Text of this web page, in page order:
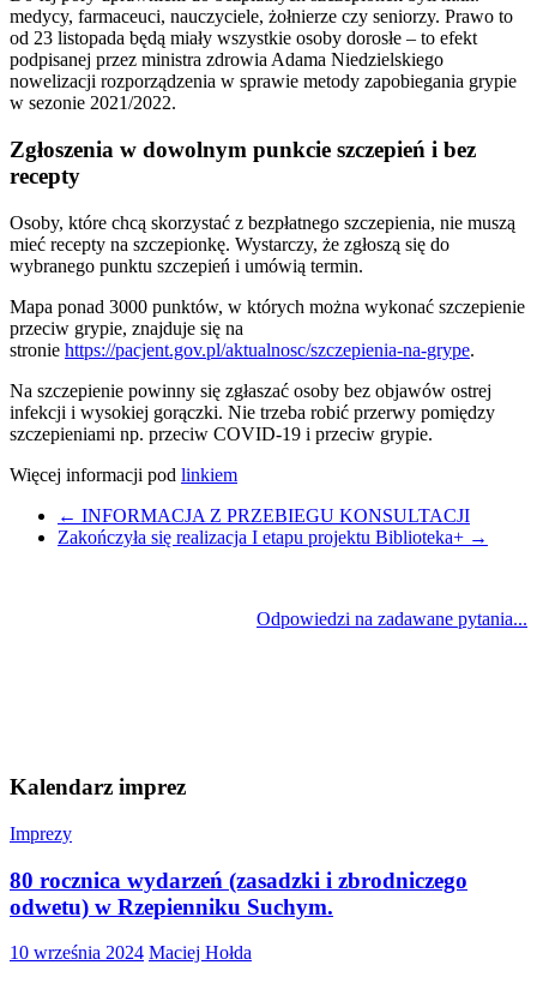
medycy, farmaceuci, nauczyciele, żołnierze czy seniorzy. Prawo to
od 23 listopada będą miały wszystkie osoby dorosłe – to efekt
podpisanej przez ministra zdrowia Adama Niedzielskiego
nowelizacji rozporządzenia w sprawie metody zapobiegania grypie
w sezonie 2021/2022.
Zgłoszenia w dowolnym punkcie szczepień i bez
recepty
Osoby, które chcą skorzystać z bezpłatnego szczepienia, nie muszą
mieć recepty na szczepionkę. Wystarczy, że zgłoszą się do
wybranego punktu szczepień i umówią termin.
Mapa ponad 3000 punktów, w których można wykonać szczepienie
przeciw grypie, znajduje się na
stronie https://pacjent.gov.pl/aktualnosc/szczepienia-na-grype.
Na szczepienie powinny się zgłaszać osoby bez objawów ostrej
infekcji i wysokiej gorączki. Nie trzeba robić przerwy pomiędzy
szczepieniami np. przeciw COVID-19 i przeciw grypie.
Więcej informacji pod linkiem
← INFORMACJA Z PRZEBIEGU KONSULTACJI
Zakończyła się realizacja I etapu projektu Biblioteka+ →
Odpowiedzi na zadawane pytania...
Kalendarz imprez
Imprezy
80 rocznica wydarzeń (zasadzki i zbrodniczego
odwetu) w Rzepienniku Suchym.
10 września 2024 Maciej Hołda